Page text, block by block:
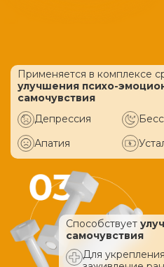
Применяется в комплексе
улучшения психо-
самочувствия
Депрессия
Апатия
Способствует
самочувствия
Для